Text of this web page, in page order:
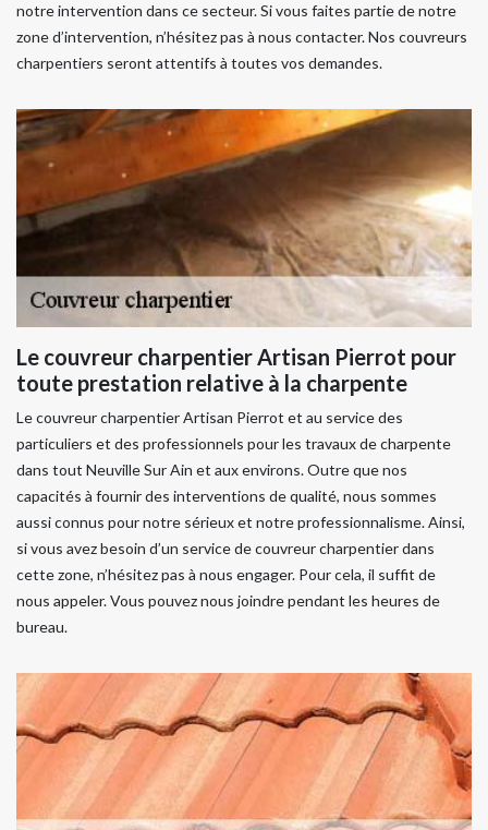
notre intervention dans ce secteur. Si vous faites partie de notre
zone d’intervention, n’hésitez pas à nous contacter. Nos couvreurs
charpentiers seront attentifs à toutes vos demandes.
Le couvreur charpentier Artisan Pierrot pour
toute prestation relative à la charpente
Le couvreur charpentier Artisan Pierrot et au service des
particuliers et des professionnels pour les travaux de charpente
dans tout Neuville Sur Ain et aux environs. Outre que nos
capacités à fournir des interventions de qualité, nous sommes
aussi connus pour notre sérieux et notre professionnalisme. Ainsi,
si vous avez besoin d’un service de couvreur charpentier dans
cette zone, n’hésitez pas à nous engager. Pour cela, il suffit de
nous appeler. Vous pouvez nous joindre pendant les heures de
bureau.